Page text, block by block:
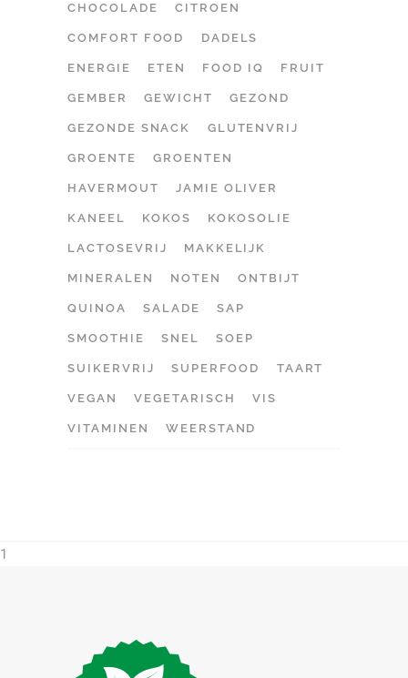
CHOCOLADE CITROEN
COMFORT FOOD DADELS
ENERGIE ETEN FOOD IQ FRUIT
GEMBER GEWICHT GEZOND
GEZONDE SNACK GLUTENVRIJ
GROENTE GROENTEN
HAVERMOUT JAMIE OLIVER
KANEEL KOKOS KOKOSOLIE
LACTOSEVRIJ MAKKELIJK
MINERALEN NOTEN ONTBIJT
QUINOA SALADE SAP
SMOOTHIE SNEL SOEP
SUIKERVRIJ SUPERFOOD TAART
VEGAN VEGETARISCH VIS
VITAMINEN WEERSTAND
1